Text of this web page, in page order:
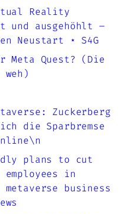
Reality
und ausgehöhlt –
Neustart ⋆ S4G
Meta Quest? (Die
Zuckerberg
die Sparbremse
plans to cut
employees in
business